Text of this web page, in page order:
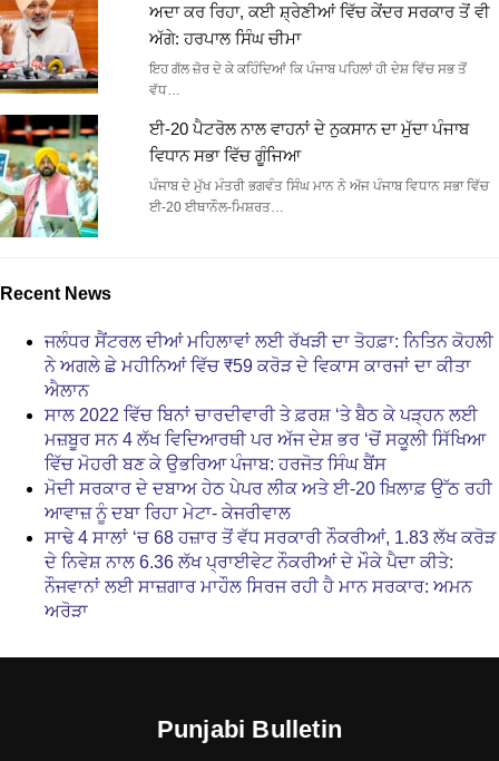
ਅਦਾ ਕਰ ਰਿਹਾ, ਕਈ ਸ਼੍ਰੇਣੀਆਂ ਵਿੱਚ ਕੇਂਦਰ ਸਰਕਾਰ ਤੋਂ ਵੀ
ਅੱਗੇ: ਹਰਪਾਲ ਸਿੰਘ ਚੀਮਾ
ਇਹ ਗੱਲ ਜ਼ੋਰ ਦੇ ਕੇ ਕਹਿੰਦਿਆਂ ਕਿ ਪੰਜਾਬ ਪਹਿਲਾਂ ਹੀ ਦੇਸ਼ ਵਿੱਚ ਸਭ ਤੋਂ
ਵੱਧ…
ਈ-20 ਪੈਟਰੋਲ ਨਾਲ ਵਾਹਨਾਂ ਦੇ ਨੁਕਸਾਨ ਦਾ ਮੁੱਦਾ ਪੰਜਾਬ
ਵਿਧਾਨ ਸਭਾ ਵਿੱਚ ਗੂੰਜਿਆ
ਪੰਜਾਬ ਦੇ ਮੁੱਖ ਮੰਤਰੀ ਭਗਵੰਤ ਸਿੰਘ ਮਾਨ ਨੇ ਅੱਜ ਪੰਜਾਬ ਵਿਧਾਨ ਸਭਾ ਵਿੱਚ
ਈ-20 ਈਥਾਨੌਲ-ਮਿਸ਼ਰਤ…
Recent News
ਜਲੰਧਰ ਸੈਂਟਰਲ ਦੀਆਂ ਮਹਿਲਾਵਾਂ ਲਈ ਰੱਖੜੀ ਦਾ ਤੋਹਫ਼ਾ: ਨਿਤਿਨ ਕੋਹਲੀ
ਨੇ ਅਗਲੇ ਛੇ ਮਹੀਨਿਆਂ ਵਿੱਚ ₹59 ਕਰੋੜ ਦੇ ਵਿਕਾਸ ਕਾਰਜਾਂ ਦਾ ਕੀਤਾ
ਐਲਾਨ
ਸਾਲ 2022 ਵਿੱਚ ਬਿਨਾਂ ਚਾਰਦੀਵਾਰੀ ਤੇ ਫ਼ਰਸ਼ ‘ਤੇ ਬੈਠ ਕੇ ਪੜ੍ਹਨ ਲਈ
ਮਜ਼ਬੂਰ ਸਨ 4 ਲੱਖ ਵਿਦਿਆਰਥੀ ਪਰ ਅੱਜ ਦੇਸ਼ ਭਰ ‘ਚੋਂ ਸਕੂਲੀ ਸਿੱਖਿਆ
ਵਿੱਚ ਮੋਹਰੀ ਬਣ ਕੇ ਉਭਰਿਆ ਪੰਜਾਬ: ਹਰਜੋਤ ਸਿੰਘ ਬੈਂਸ
ਮੋਦੀ ਸਰਕਾਰ ਦੇ ਦਬਾਅ ਹੇਠ ਪੇਪਰ ਲੀਕ ਅਤੇ ਈ-20 ਖ਼ਿਲਾਫ਼ ਉੱਠ ਰਹੀ
ਆਵਾਜ਼ ਨੂੰ ਦਬਾ ਰਿਹਾ ਮੇਟਾ- ਕੇਜਰੀਵਾਲ
ਸਾਢੇ 4 ਸਾਲਾਂ ‘ਚ 68 ਹਜ਼ਾਰ ਤੋਂ ਵੱਧ ਸਰਕਾਰੀ ਨੌਕਰੀਆਂ, 1.83 ਲੱਖ ਕਰੋੜ
ਦੇ ਨਿਵੇਸ਼ ਨਾਲ 6.36 ਲੱਖ ਪ੍ਰਾਈਵੇਟ ਨੌਕਰੀਆਂ ਦੇ ਮੌਕੇ ਪੈਦਾ ਕੀਤੇ:
ਨੌਜਵਾਨਾਂ ਲਈ ਸਾਜ਼ਗਾਰ ਮਾਹੌਲ ਸਿਰਜ ਰਹੀ ਹੈ ਮਾਨ ਸਰਕਾਰ: ਅਮਨ
ਅਰੋੜਾ
Punjabi Bulletin